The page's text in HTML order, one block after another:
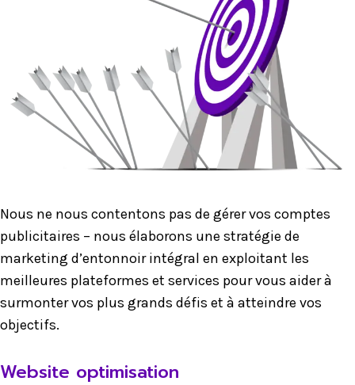
Nous ne nous contentons pas de gérer vos comptes
publicitaires – nous élaborons une stratégie de
marketing d’entonnoir intégral en exploitant les
meilleures plateformes et services pour vous aider à
surmonter vos plus grands défis et à atteindre vos
objectifs.
Website optimisation